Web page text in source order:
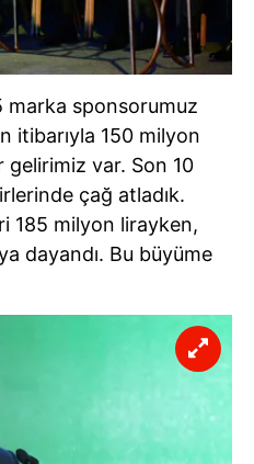
marka sponsorumuz
itibarıyla 150 milyon
gelirimiz var. Son 10
çağ atladık.
185 milyon lirayken,
dayandı. Bu büyüme